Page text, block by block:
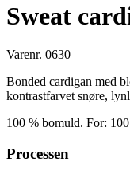
Sweat
Varenr. 0630
Bonded cardigan med
kontrastfarvet snøre,
100 % bomuld. For:
Processen